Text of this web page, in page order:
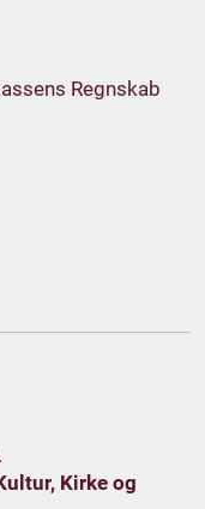
Regnskab
Kirke og